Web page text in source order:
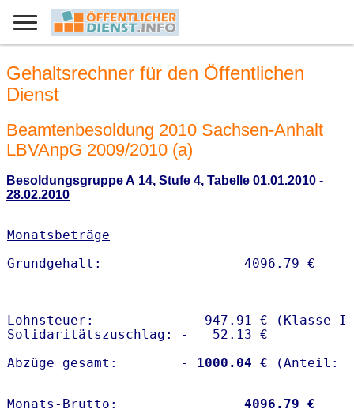
Gehaltsrechner für den Öffentlichen
Dienst
Beamtenbesoldung 2010 Sachsen-Anhalt
LBVAnpG 2009/2010 (a)
Besoldungsgruppe A 14, Stufe 4, Tabelle 01.01.2010 -
28.02.2010
Monatsbeträge
Lohnsteuer:           -  947.91 € (Klasse I)
Solidaritätszuschlag: -   52.13 €
Abzüge gesamt:        -
1000.04 €
Monats-Brutto: 4096.79 €